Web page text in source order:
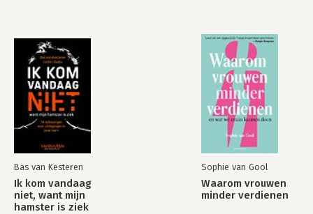
De canvassen en bronmateriaal
Bronnen
Routewijzer
Bas van Kesteren
Ik kom vandaag
niet, want mijn
hamster is ziek
Sophie van Gool
Waarom vrouwen
minder verdienen